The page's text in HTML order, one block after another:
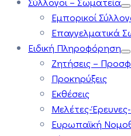
Εμπορικοί
Επαγγελματικά
Ειδική Πληροφόρηση
Ζητήσεις –
Προκηρύξεις
Εκθέσεις
Μελέτες-
Ευρωπαϊκή